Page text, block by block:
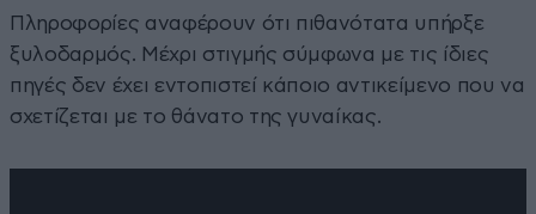
Πληροφορίες αναφέρουν ότι πιθανότατα υπήρξε
ξυλοδαρμός. Μέχρι στιγμής σύμφωνα με τις ίδιες
πηγές δεν έχει εντοπιστεί κάποιο αντικείμενο που να
σχετίζεται με το θάνατο της γυναίκας.